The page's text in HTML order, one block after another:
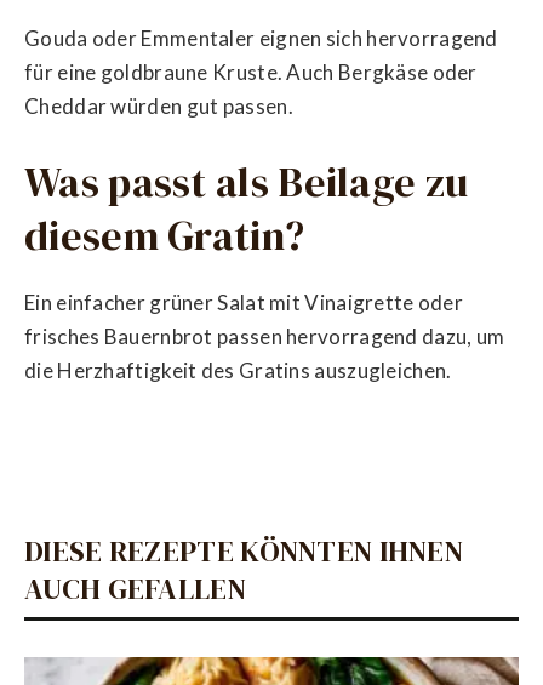
Gouda oder Emmentaler eignen sich hervorragend
für eine goldbraune Kruste. Auch Bergkäse oder
Cheddar würden gut passen.
Was passt als Beilage zu
diesem Gratin?
Ein einfacher grüner Salat mit Vinaigrette oder
frisches Bauernbrot passen hervorragend dazu, um
die Herzhaftigkeit des Gratins auszugleichen.
DIESE REZEPTE KÖNNTEN IHNEN
AUCH GEFALLEN